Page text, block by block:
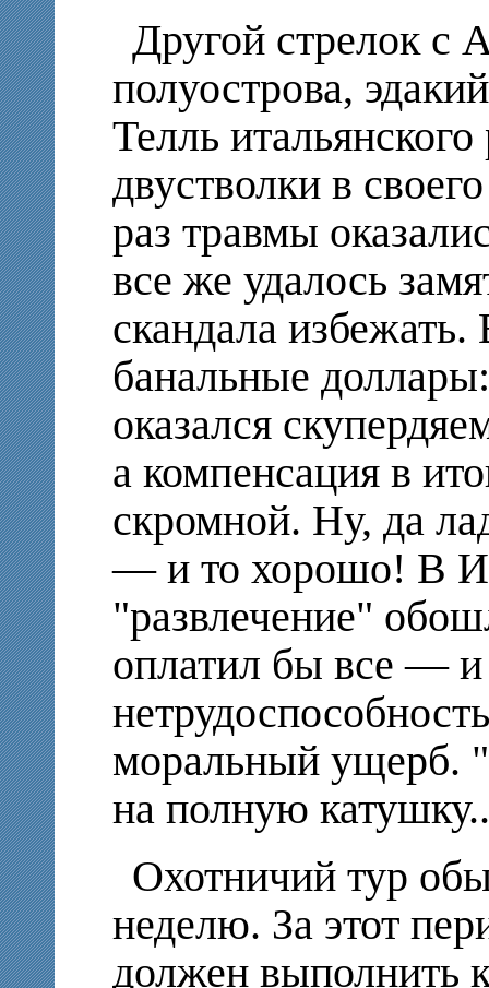
Другой стрелок с
полуострова,
Телль
двустволки в
раз травмы
все же удалось
скандала
банальные
оказался
а компенсация в
скромной. Ну, да
— и то хорошо! В
"развлечение"
оплатил бы все —
моральный ущерб.
на полную
Охотничий тур
неделю. За этот
должен выполнить